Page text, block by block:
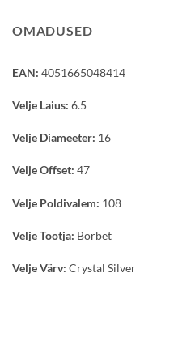
OMADUSED
EAN: 4051665048414
Velje Laius: 6.5
Velje Diameeter: 16
Velje Offset: 47
Velje Poldivalem: 108
Velje Tootja: Borbet
Velje Värv: Crystal Silver